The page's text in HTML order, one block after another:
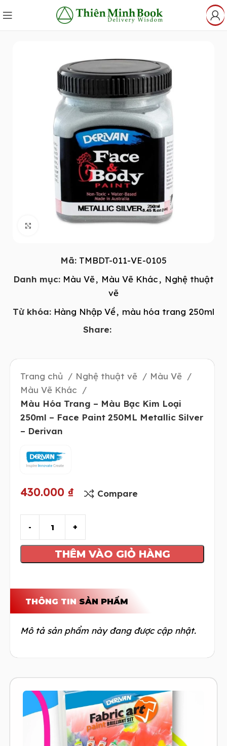
Click to enlarge
Mã: TMBDT-011-VE-0105
Danh mục: Màu Vẽ, Màu Vẽ Khác, Nghệ thuật
vẽ
Từ khóa: Hàng Nhập Về, màu hóa trang 250ml
Share:
Trang chủ Nghệ thuật vẽ
Màu Vẽ
Màu Vẽ Khác
Màu Hóa Trang – Màu Bạc Kim Loại
250ml – Face Paint 250ML Metallic Silver
– Derivan
430.000 ₫ Compare
THÊM VÀO GIỎ HÀNG
THÔNG TIN SẢN PHẨM
Mô tả sản phẩm này đang được cập nhật.